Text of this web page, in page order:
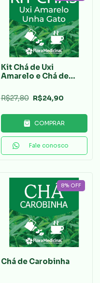
Kit Chá de Uxi
Amarelo e Chá de
R$27,80 R$24,90
COMPRAR
Fale conosco
8% OFF
Chá de Carobinha